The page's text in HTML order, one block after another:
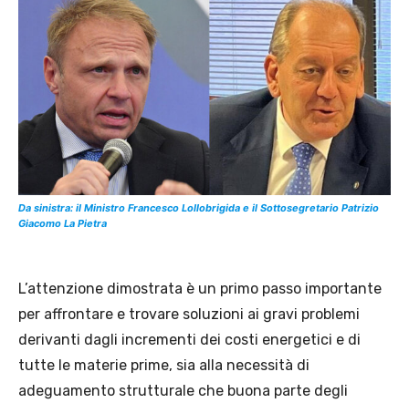
Da sinistra: il Ministro Francesco Lollobrigida e il Sottosegretario Patrizio
Giacomo La Pietra
L’attenzione dimostrata è un primo passo importante
per affrontare e trovare soluzioni ai gravi problemi
derivanti dagli incrementi dei costi energetici e di
tutte le materie prime, sia alla necessità di
adeguamento strutturale che buona parte degli